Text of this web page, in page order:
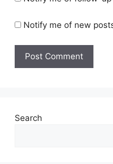
Notify me of new
Search